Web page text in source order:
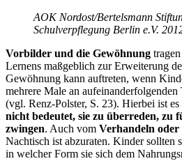
AOK Nordost/Bertelsmann
Schulverpflegung Berlin e.V.
Vorbilder und die Gewöhnung
Lernens maßgeblich zur Erweiterung
Gewöhnung kann auftreten, wenn
mehrere Male an aufeinanderfolgenden
(vgl. Renz-Polster, S. 23). Hierbei ist
nicht bedeutet, sie zu überreden, zu
zwingen. Auch vom Verhandeln oder
Nachtisch ist abzuraten. Kinder sollten
in welcher Form sie sich dem